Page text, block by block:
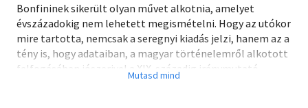
Bonfininek sikerült olyan művet alkotnia, amelyet
évszázadokig nem lehetett megismételni. Hogy az utókor
mire tartotta, nemcsak a seregnyi kiadás jelzi, hanem az a
tény is, hogy adataiban, a magyar történelemről alkotott
felfogásában jószerivel a XIX. századig iránymutató
maradt. Jelzi az is, hogy pótlására, felváltására senki sem